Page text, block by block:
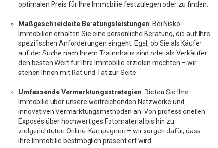
optimalen Preis für Ihre Immobilie festzulegen oder zu finden.
Maßgeschneiderte Beratungsleistungen: Bei Nisko
Immobilien erhalten Sie eine persönliche Beratung, die auf Ihre
spezifischen Anforderungen eingeht. Egal, ob Sie als Käufer
auf der Suche nach Ihrem Traumhaus sind oder als Verkäufer
den besten Wert für Ihre Immobilie erzielen möchten – wir
stehen Ihnen mit Rat und Tat zur Seite.
Umfassende Vermarktungsstrategien: Bieten Sie Ihre
Immobilie über unsere weitreichenden Netzwerke und
innovativen Vermarktungsmethoden an. Von professionellen
Exposés über hochwertiges Fotomaterial bis hin zu
zielgerichteten Online-Kampagnen – wir sorgen dafür, dass
Ihre Immobilie bestmöglich präsentiert wird.